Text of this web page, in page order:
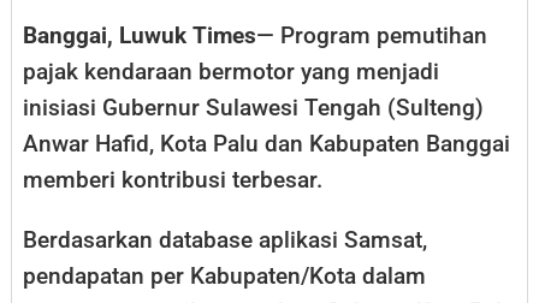
Banggai
Terbesar
Banggai, Luwuk Times— Program pemutihan
pajak kendaraan bermotor yang menjadi
inisiasi Gubernur Sulawesi Tengah (Sulteng)
Anwar Hafid, Kota Palu dan Kabupaten Banggai
memberi kontribusi terbesar.
Berdasarkan database aplikasi Samsat,
pendapatan per Kabupaten/Kota dalam